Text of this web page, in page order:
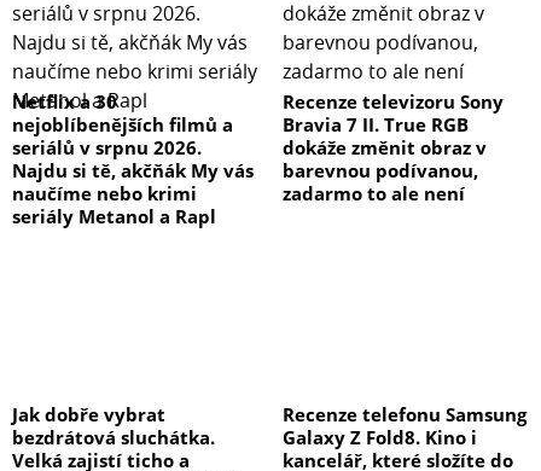
Netflix a 30
nejoblíbenějších filmů a
seriálů v srpnu 2026.
Najdu si tě, akčňák My vás
naučíme nebo krimi
seriály Metanol a Rapl
Recenze televizoru Sony
Bravia 7 II. True RGB
dokáže změnit obraz v
barevnou podívanou,
zadarmo to ale není
Jak dobře vybrat
bezdrátová sluchátka.
Velká zajistí ticho a
Recenze telefonu Samsung
Galaxy Z Fold8. Kino i
kancelář, které složíte do